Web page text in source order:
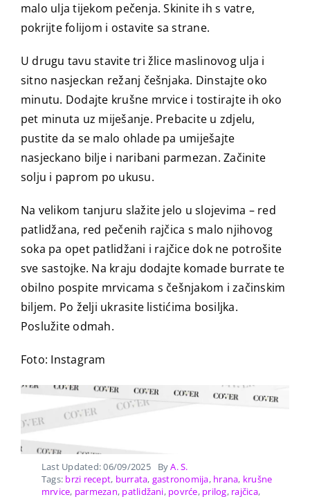
malo ulja tijekom pečenja. Skinite ih s vatre,
pokrijte folijom i ostavite sa strane.
U drugu tavu stavite tri žlice maslinovog ulja i
sitno nasjeckan režanj češnjaka. Dinstajte oko
minutu. Dodajte krušne mrvice i tostirajte ih oko
pet minuta uz miješanje. Prebacite u zdjelu,
pustite da se malo ohlade pa umiješajte
nasjeckano bilje i naribani parmezan. Začinite
solju i paprom po ukusu.
Na velikom tanjuru slažite jelo u slojevima – red
patlidžana, red pečenih rajčica s malo njihovog
soka pa opet patlidžani i rajčice dok ne potrošite
sve sastojke. Na kraju dodajte komade burrate te
obilno pospite mrvicama s češnjakom i začinskim
biljem. Po želji ukrasite listićima bosiljka.
Poslužite odmah.
Foto: Instagram
Last Updated: 06/09/2025 ByA. S.
Tags: brzi recept, burrata, gastronomija, hrana, krušne
mrvice, parmezan, patlidžani, povrće, prilog, rajčica,